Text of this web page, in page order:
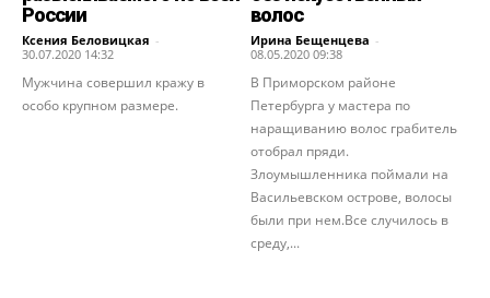
России
Ксения Беловицкая -
30.07.2020 14:32
Мужчина совершил кражу в
особо крупном размере.
волос
Ирина Бещенцева -
08.05.2020 09:38
В Приморском районе
Петербурга у мастера по
наращиванию волос грабитель
отобрал пряди.
Злоумышленника поймали на
Васильевском острове, волосы
были при нем.Все случилось в
среду,...